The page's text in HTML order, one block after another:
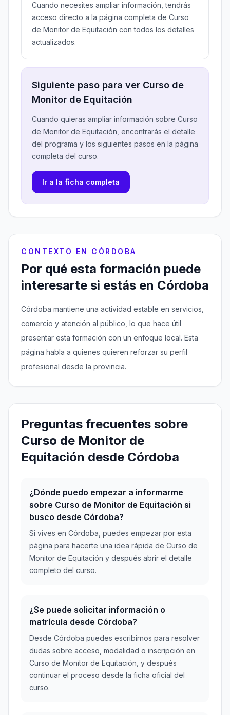
Cuando necesites ampliar información, tendrás
acceso directo a la página completa de Curso
de Monitor de Equitación con todos los detalles
actualizados.
Siguiente paso para ver Curso de
Monitor de Equitación
Cuando quieras ampliar información sobre Curso
de Monitor de Equitación, encontrarás el detalle
del programa y los siguientes pasos en la página
completa del curso.
Ir a la ficha completa
CONTEXTO EN CÓRDOBA
Por qué esta formación puede
interesarte si estás en Córdoba
Córdoba mantiene una actividad estable en servicios,
comercio y atención al público, lo que hace útil
presentar esta formación con un enfoque local. Esta
página habla a quienes quieren reforzar su perfil
profesional desde la provincia.
Preguntas frecuentes sobre
Curso de Monitor de
Equitación desde Córdoba
¿Dónde puedo empezar a informarme
sobre Curso de Monitor de Equitación si
busco desde Córdoba?
Si vives en Córdoba, puedes empezar por esta
página para hacerte una idea rápida de Curso de
Monitor de Equitación y después abrir el detalle
completo del curso.
¿Se puede solicitar información o
matrícula desde Córdoba?
Desde Córdoba puedes escribirnos para resolver
dudas sobre acceso, modalidad o inscripción en
Curso de Monitor de Equitación, y después
continuar el proceso desde la ficha oficial del
curso.